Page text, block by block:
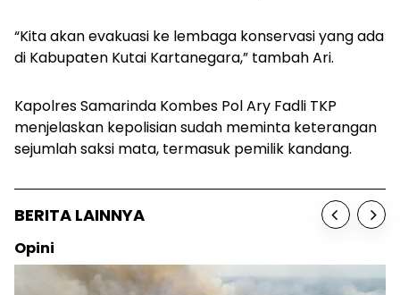
“Kita akan evakuasi ke lembaga konservasi yang ada
di Kabupaten Kutai Kartanegara,” tambah Ari.
Kapolres Samarinda Kombes Pol Ary Fadli TKP
menjelaskan kepolisian sudah meminta keterangan
sejumlah saksi mata, termasuk pemilik kandang.
BERITA LAINNYA
Opini